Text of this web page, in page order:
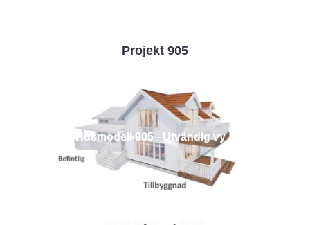
Projekt 905
Husmodell 905 - Utvändig vy 1